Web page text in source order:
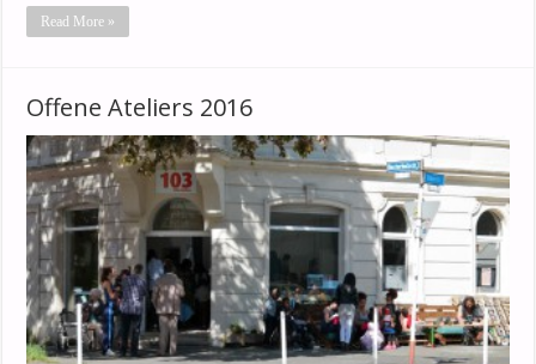
Read More »
Offene Ateliers 2016